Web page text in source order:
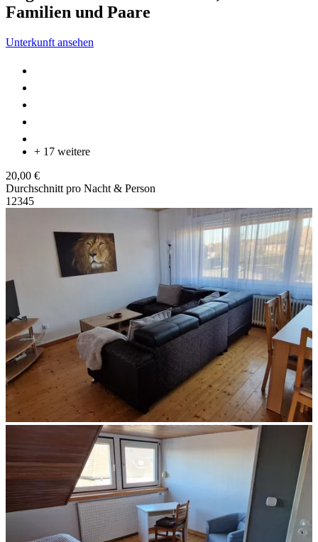
Familien und Paare
Unterkunft ansehen
+ 17 weitere
20,00 €
Durchschnitt pro Nacht & Person
1 2345